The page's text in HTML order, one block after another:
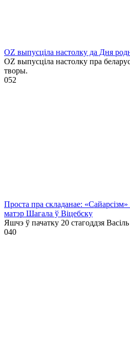
OZ выпусціла настолку да Дня
OZ выпусціла настолку пра
творы.
052
Проста пра складанае:
матэр Шагала ў Віцебску
Яшчэ ў пачатку 20 стагоддзя
040